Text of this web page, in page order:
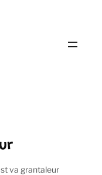
va grantaleur